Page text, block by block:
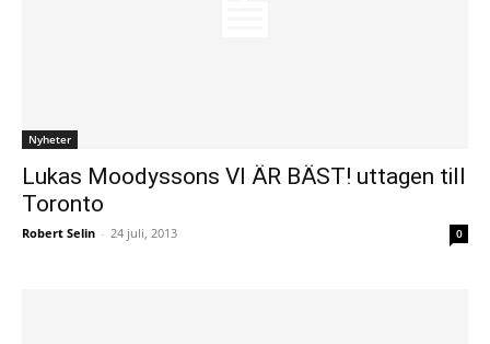
Nyheter
Lukas Moodyssons VI ÄR BÄST! uttagen till
Toronto
Robert Selin - 24 juli, 2013 0